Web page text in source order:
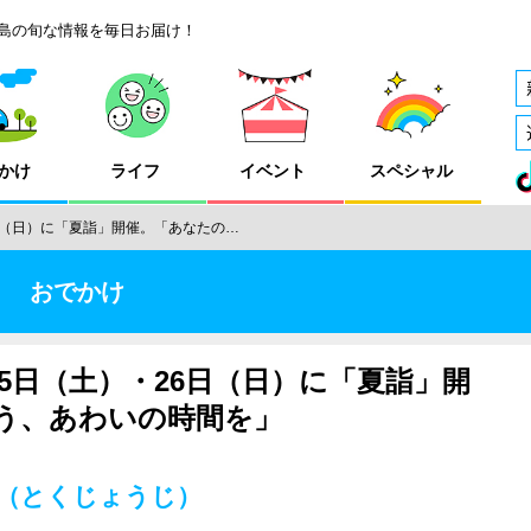
の旬な情報を毎日お届け！
け ライフ イベント スペシャル
日）に「夏詣」開催。「あなたの…
おでかけ
日（土）・26日（日）に「夏詣」開
、あわいの時間を」
とくじょうじ）